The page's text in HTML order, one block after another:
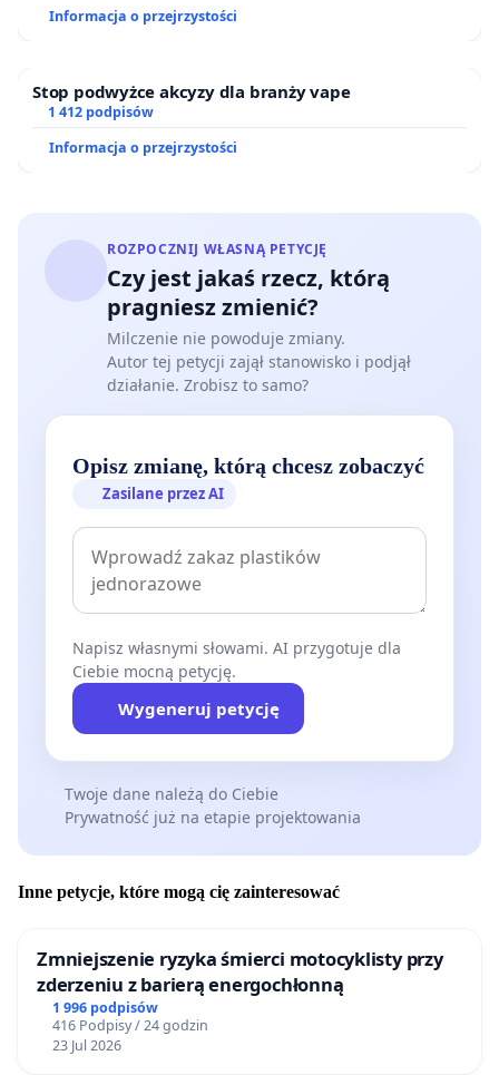
Informacja o przejrzystości
Stop podwyżce akcyzy dla branży vape
1 412 podpisów
Informacja o przejrzystości
ROZPOCZNIJ WŁASNĄ PETYCJĘ
Czy jest jakaś rzecz, którą
pragniesz zmienić?
Milczenie nie powoduje zmiany.
Autor tej petycji zajął stanowisko i podjął
działanie. Zrobisz to samo?
Opisz zmianę, którą chcesz zobaczyć
Zasilane przez AI
Napisz własnymi słowami. AI przygotuje dla
Ciebie mocną petycję.
Wygeneruj petycję
Twoje dane należą do Ciebie
Prywatność już na etapie projektowania
Inne petycje, które mogą cię zainteresować
Zmniejszenie ryzyka śmierci motocyklisty przy
zderzeniu z barierą energochłonną
1 996 podpisów
416 Podpisy / 24 godzin
23 Jul 2026